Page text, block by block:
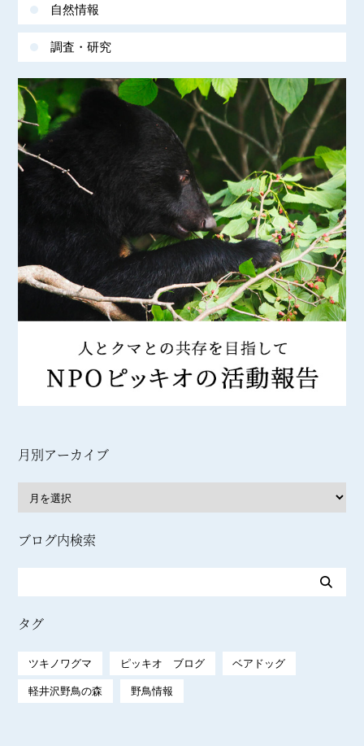
自然情報
調査・研究
月別アーカイブ
ブログ内検索
タグ
ツキノワグマ ピッキオ ブログ ベアドッグ
軽井沢野鳥の森 野鳥情報